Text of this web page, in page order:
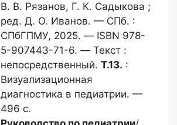
В. В. Рязанов, Г. К. Садыкова ;
ред. Д. О. Иванов. — СПб. :
СПбГПМУ, 2025. — ISBN 978-
5-907443-71-6. — Текст :
непосредственный. Т.13. :
Визуализационная
диагностика в педиатрии. —
496 с.